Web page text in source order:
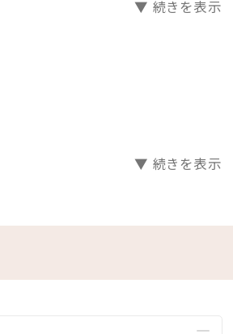
の販売はございません。
ングリア沖縄公式サイトよりご購
こちら■
定休日：月曜日
こちら■
▼ 続きを表示
▼ 続きを表示